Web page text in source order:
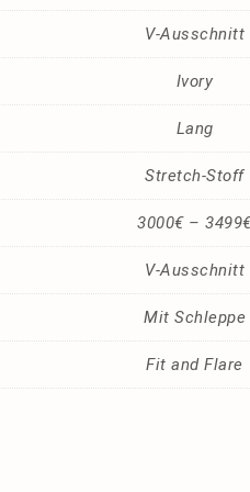
V-Ausschnitt
Ivory
Lang
Stretch-Stoff
3000€ –
V-Ausschnitt
Mit Schleppe
Fit and Flare